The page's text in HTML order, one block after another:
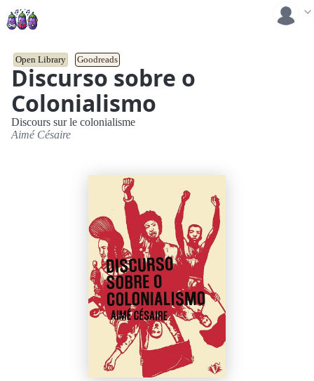
Discurso sobre o
Colonialismo
Open Library Goodreads
Discours sur le colonialisme
Aimé Césaire